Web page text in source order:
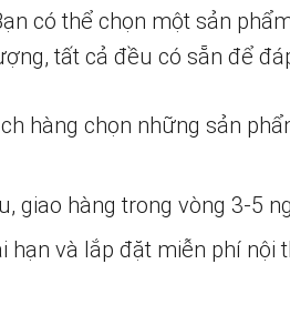
có thể chọn một sản
tất cả đều có sẵn để
hàng chọn những sản
giao hàng trong vòng 3-5
và lắp đặt miễn phí nội